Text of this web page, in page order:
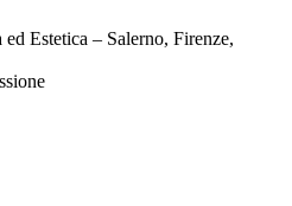
Estetica – Salerno, Firenze,